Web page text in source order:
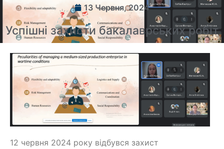
13 Червня, 2024
Успішні захисти бакалаврських робіт
12 червня 2024 року відбувся захист